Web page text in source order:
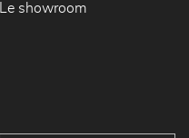
Le showroom